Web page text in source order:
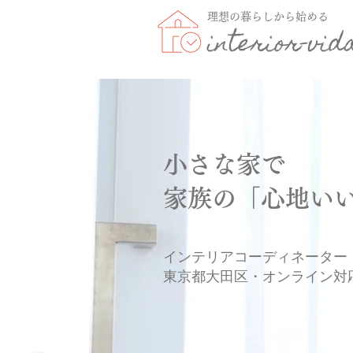
理想の暮らしから始める
interior-
小さな家で
​家族の「 心地い
インテリアコーディネーター
東京都大田区・オンライン対